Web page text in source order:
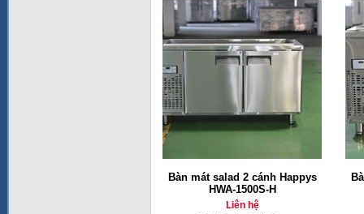
Bàn mát salad 2 cánh Happys
HWA-1500S-H
Liên hệ